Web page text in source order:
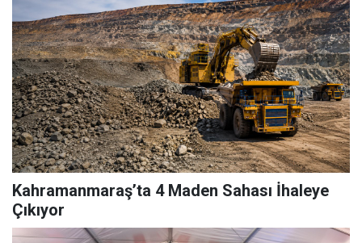
Kahramanmaraş’ta 4 Maden Sahası İhaleye
Çıkıyor